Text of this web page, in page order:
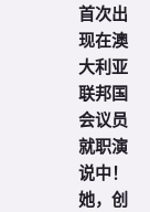
首次出
现在澳
大利亚
联邦国
会议员
就职演
说中！
她，创